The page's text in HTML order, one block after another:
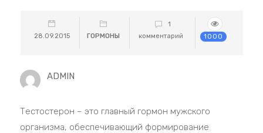
28.09.2015 ГОРМОНЫ
1
комментарий
1000
ADMIN
Тестостерон – это главный гормон мужского
организма, обеспечивающий формирование